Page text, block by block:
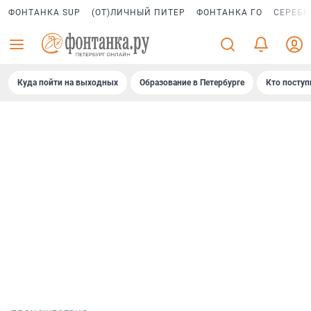
ФОНТАНКА SUP (ОТ)ЛИЧНЫЙ ПИТЕР ФОНТАНКА ГО
Куда пойти на выходных Образование в Петербурге Кто